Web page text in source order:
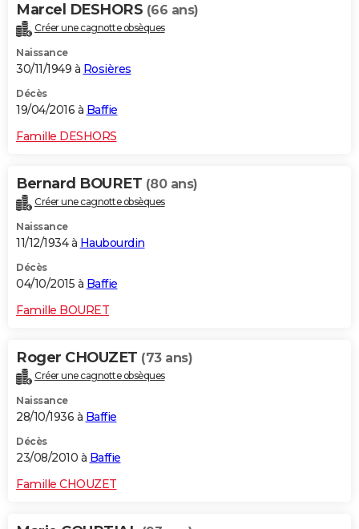
Marcel DESHORS (66 ans)
Créer une cagnotte obsèques
Naissance
30/11/1949 à Rosières
Décès
19/04/2016 à Baffie
Famille DESHORS
Bernard BOURET (80 ans)
Créer une cagnotte obsèques
Naissance
11/12/1934 à Haubourdin
Décès
04/10/2015 à Baffie
Famille BOURET
Roger CHOUZET (73 ans)
Créer une cagnotte obsèques
Naissance
28/10/1936 à Baffie
Décès
23/08/2010 à Baffie
Famille CHOUZET